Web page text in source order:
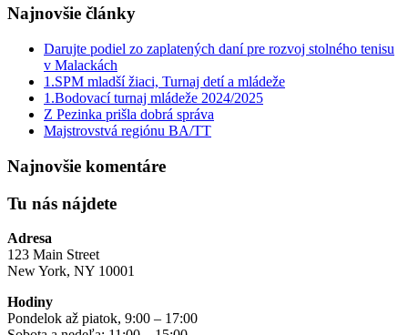
Najnovšie články
Darujte podiel zo zaplatených daní pre rozvoj stolného tenisu
v Malackách
1.SPM mladší žiaci, Turnaj detí a mládeže
1.Bodovací turnaj mládeže 2024/2025
Z Pezinka prišla dobrá správa
Majstrovstvá regiónu BA/TT
Najnovšie komentáre
Tu nás nájdete
Adresa
123 Main Street
New York, NY 10001
Hodiny
Pondelok až piatok, 9:00 – 17:00